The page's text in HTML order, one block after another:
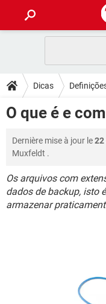
CELULAR
OUTLOOK
GUIA DE COMPRAS
DICAS
JOGOS
CELULAR
OUTLOOK
GUIA DE COMPRAS
DOWNLOADS
CELULAR
INSTAGRAM
GUIA DE COMPRAS
FÓRUM
CELULAR
OUTLOOK
JOGOS
Dicas
O que é e
Dernière mise à jour le22
Muxfeldt .
Os arquivos com
dados de backup, isto
armazenar